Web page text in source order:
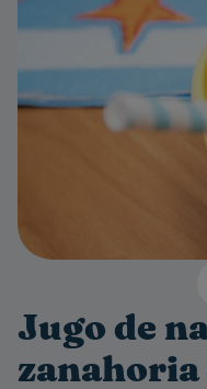
Jugo de
zanahoria